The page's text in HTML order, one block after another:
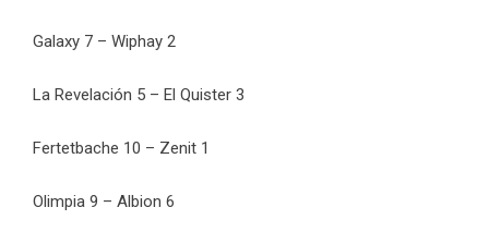
Galaxy 7 – Wiphay 2
La Revelación 5 – El Quister 3
Fertetbache 10 – Zenit 1
Olimpia 9 – Albion 6